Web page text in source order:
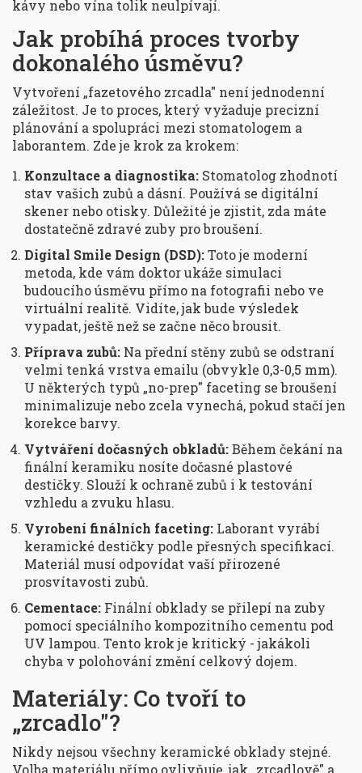
kávy nebo vína tolik neulpívají.
Jak probíhá proces tvorby
dokonalého úsměvu?
Vytvoření „fazetového zrcadla" není jednodenní
záležitost. Je to proces, který vyžaduje precizní
plánování a spolupráci mezi stomatologem a
laborantem. Zde je krok za krokem:
Konzultace a diagnostika: Stomatolog zhodnotí
stav vašich zubů a dásní. Používá se digitální
skener nebo otisky. Důležité je zjistit, zda máte
dostatečně zdravé zuby pro broušení.
Digital Smile Design (DSD):Toto je moderní
metoda, kde vám doktor ukáže simulaci
budoucího úsměvu přímo na fotografii nebo ve
virtuální realitě. Vidíte, jak bude výsledek
vypadat, ještě než se začne něco brousit.
Příprava zubů: Na přední stěny zubů se odstraní
velmi tenká vrstva emailu (obvykle 0,3-0,5 mm).
U některých typů „no-prep" faceting se broušení
minimalizuje nebo zcela vynechá, pokud stačí jen
korekce barvy.
Vytváření dočasných obkladů:Během čekání na
finální keramiku nosíte dočasné plastové
destičky. Slouží k ochraně zubů i k testování
vzhledu a zvuku hlasu.
Vyrobení finálních faceting: Laborant vyrábí
keramické destičky podle přesných specifikací.
Materiál musí odpovídat vaší přirozené
prosvítavosti zubů.
Cementace: Finální obklady se přilepí na zuby
pomocí speciálního kompozitního cementu pod
UV lampou. Tento krok je kritický - jakákoli
chyba v polohování změní celkový dojem.
Materiály: Co tvoří to
„zrcadlo"?
Nikdy nejsou všechny keramické obklady stejné.
Volba materiálu přímo ovlivňuje, jak „zrcadlově" a